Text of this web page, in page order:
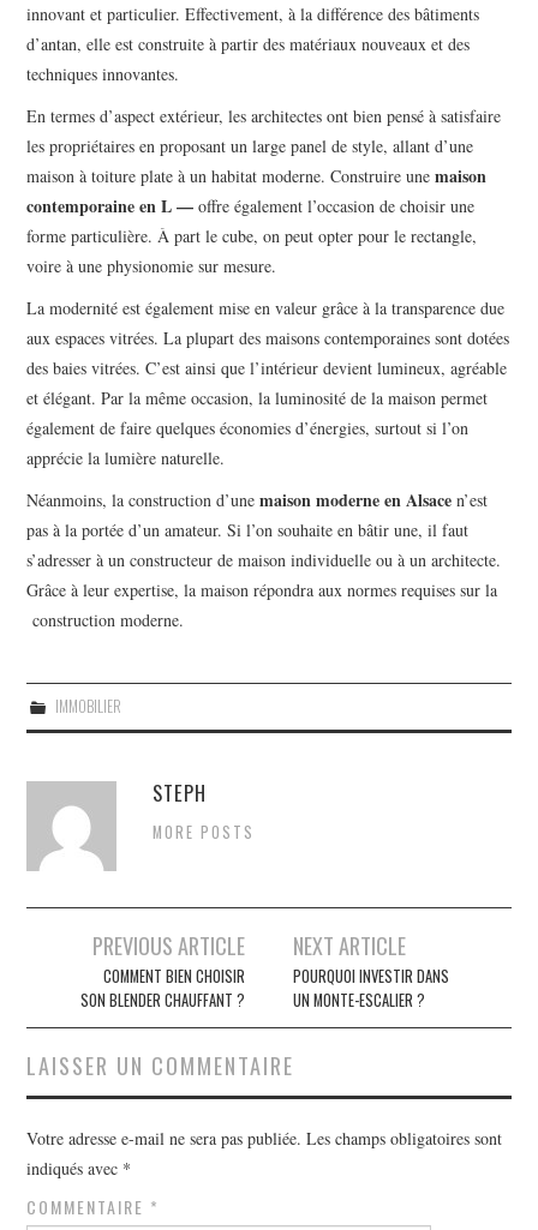
innovant et particulier. Effectivement, à la différence des bâtiments
d’antan, elle est construite à partir des matériaux nouveaux et des
techniques innovantes.
En termes d’aspect extérieur, les architectes ont bien pensé à satisfaire
les propriétaires en proposant un large panel de style, allant d’une
maison à toiture plate à un habitat moderne. Construire unemaison
contemporaine en L —offre également l’occasion de choisir une
forme particulière. À part le cube, on peut opter pour le rectangle,
voire à une physionomie sur mesure.
La modernité est également mise en valeur grâce à la transparence due
aux espaces vitrées. La plupart des maisons contemporaines sont dotées
des baies vitrées. C’est ainsi que l’intérieur devient lumineux, agréable
et élégant. Par la même occasion, la luminosité de la maison permet
également de faire quelques économies d’énergies, surtout si l’on
apprécie la lumière naturelle.
Néanmoins, la construction d’unemaison moderne en Alsace n’est
pas à la portée d’un amateur. Si l’on souhaite en bâtir une, il faut
s’adresser à un constructeur de maison individuelle ou à un architecte.
Grâce à leur expertise, la maison répondra aux normes requises sur la
construction moderne.
IMMOBILIER
STEPH
MORE POSTS
Navigation des articles
PREVIOUS ARTICLE
COMMENT BIEN CHOISIR
SON BLENDER CHAUFFANT ?
NEXT ARTICLE
POURQUOI INVESTIR DANS
UN MONTE-ESCALIER ?
LAISSER UN COMMENTAIRE
Votre adresse e-mail ne sera pas publiée. Les champs obligatoires sont
indiqués avec *
COMMENTAIRE *